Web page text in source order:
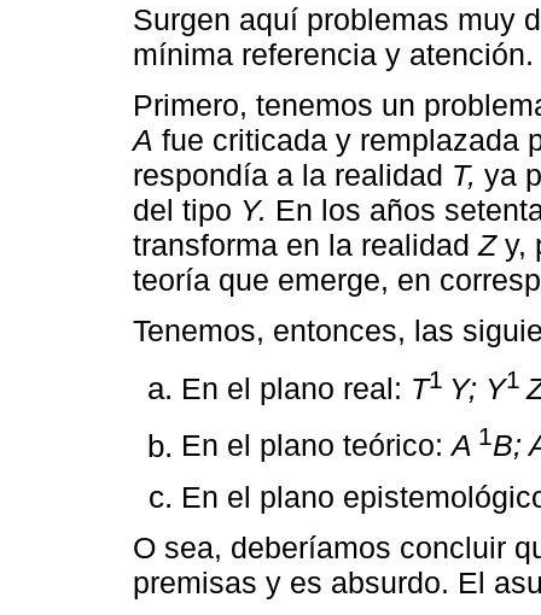
Surgen aquí problemas muy
mínima referencia y atención.
Primero, tenemos un
A fue criticada y remplazada
respondía a la realidad T, ya
del tipo Y. En los años
transforma en la realidadZy,
teoría que emerge, en
Tenemos, entonces, las
En el plano real: T1 Y; Y1
En el plano teórico:A 1B;
En el plano
O sea, deberíamos concluir
premisas y es absurdo. El